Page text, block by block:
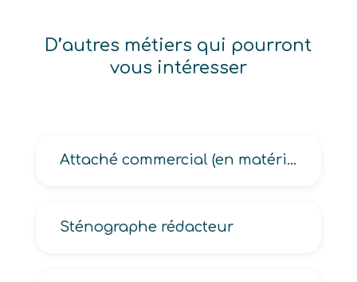
D’autres métiers qui pourront
vous intéresser
Attaché commercial (en matériel agricole auprès des entreprises, en matériel de bureau auprès des entreprises)
Sténographe rédacteur